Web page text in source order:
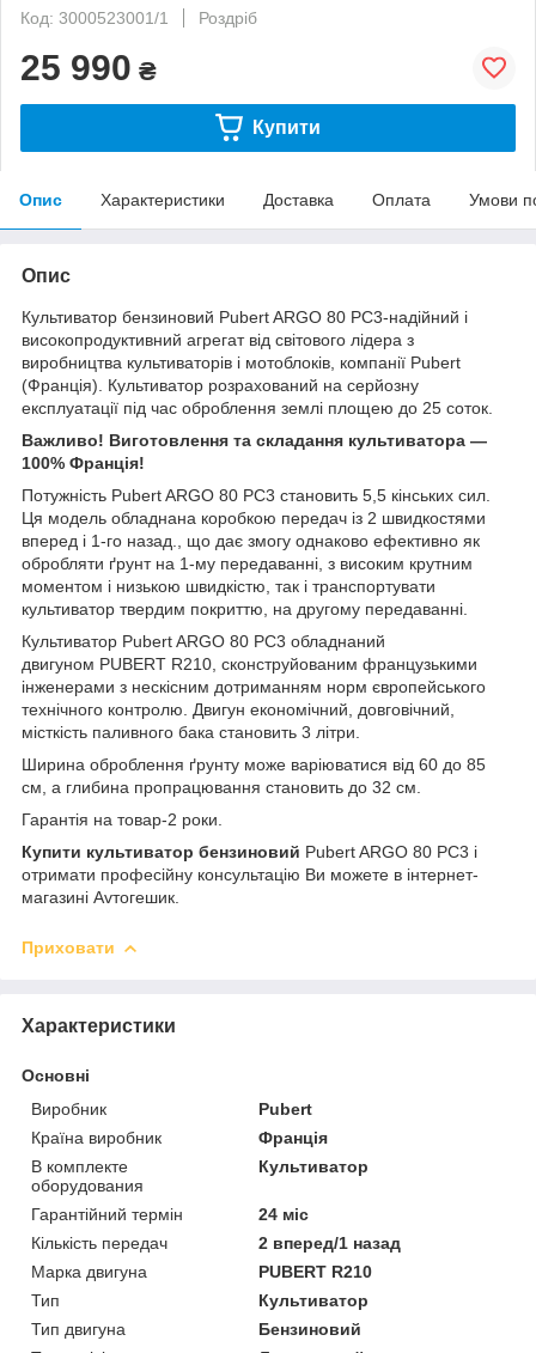
Код: 3000523001/1
Роздріб
25 990 ₴
Купити
Опис Характеристики Доставка Оплата Умови
Опис
Культиватор бензиновий Pubert ARGO 80 PC3-надійний і
високопродуктивний агрегат від світового лідера з
виробництва культиваторів і мотоблоків, компанії Pubert
(Франція). Культиватор розрахований на серйозну
експлуатації під час оброблення землі площею до 25 соток.
Важливо! Виготовлення та складання культиватора —
100% Франція!
Потужність Pubert ARGO 80 PC3 становить 5,5 кінських сил.
Ця модель обладнана коробкою передач із 2 швидкостями
вперед і 1-го назад., що дає змогу однаково ефективно як
обробляти ґрунт на 1-му передаванні, з високим крутним
моментом і низькою швидкістю, так і транспортувати
культиватор твердим покриттю, на другому передаванні.
Культиватор Pubert ARGO 80 PC3 обладнаний
двигуном PUBERT R210, сконструйованим французькими
інженерами з нескісним дотриманням норм європейського
технічного контролю. Двигун економічний, довговічний,
місткість паливного бака становить 3 літри.
Ширина оброблення ґрунту може варіюватися від 60 до 85
см, а глибина пропрацювання становить до 32 см.
Гарантія на товар-2 роки.
Купити культиватор бензиновий Pubert ARGO 80 PC3 і
отримати професійну консультацію Ви можете в інтернет-
магазині Avтогешик.
Приховати
Характеристики
Основні
Виробник
Pubert
Країна виробник
Франція
В комплекте
оборудования
Культиватор
Гарантійний термін
24 міс
Кількість передач
2 вперед/1 назад
Марка двигуна
PUBERT R210
Тип
Культиватор
Тип двигуна
Бензиновий